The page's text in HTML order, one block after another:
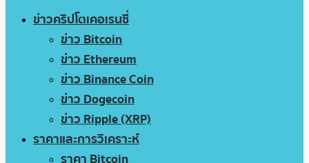
ข่าวคริปโตเคอเรนซี่
ข่าว Bitcoin
ข่าว Ethereum
ข่าว Binance Coin
ข่าว Dogecoin
ข่าว Ripple (XRP)
ราคาและการวิเคราะห์